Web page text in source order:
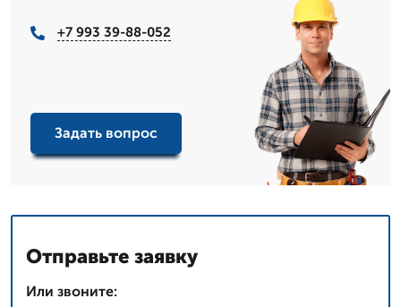
+7 993 39-88-052
Задать вопрос
Отправьте заявку
Или звоните: